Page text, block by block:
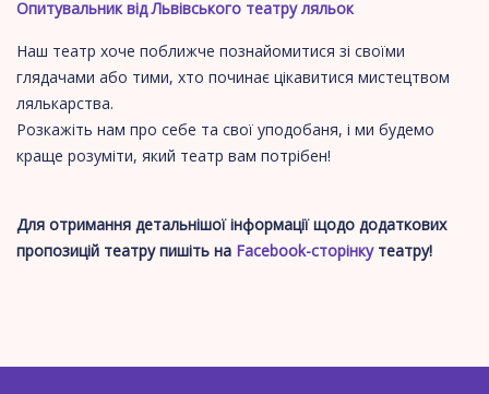
Опитувальник від Львівського театру ляльок
Наш театр хоче поближче познайомитися зі своїми
глядачами або тими, хто починає цікавитися мистецтвом
лялькарства.
Розкажіть нам про себе та свої уподобаня, і ми будемо
краще розуміти, який театр вам потрібен!
Для отримання детальнішої інформації щодо додаткових
пропозицій театру пишіть на Facebook-сторінкутеатру!